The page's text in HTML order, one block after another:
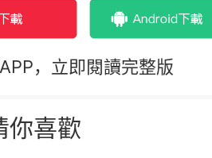
，立即閱讀完整版
你喜歡